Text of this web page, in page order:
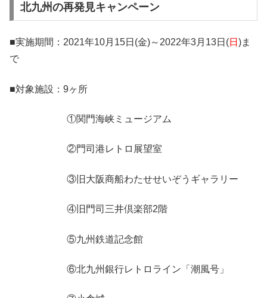
北九州の再発見キャンペーン
■実施期間：2021年10月15日(金)～2022年3月13日(日 )ま
で
■対象施設：9ヶ所
①関門海峡ミュージアム
②門司港レトロ展望室
③旧大阪商船わたせせいぞうギャラリー
④旧門司三井倶楽部2階
⑤九州鉄道記念館
⑥北九州銀行レトロライン「潮風号」